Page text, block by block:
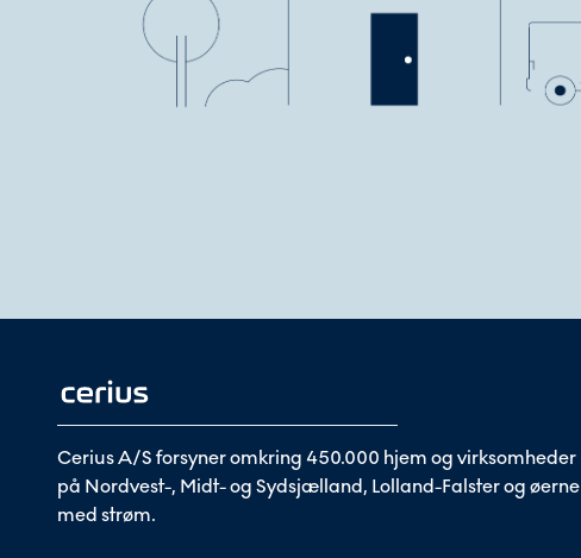
Cerius A/S forsyner omkring 450.000 hjem og virksomheder
på Nordvest-, Midt- og Sydsjælland, Lolland-Falster og øerne
med strøm.